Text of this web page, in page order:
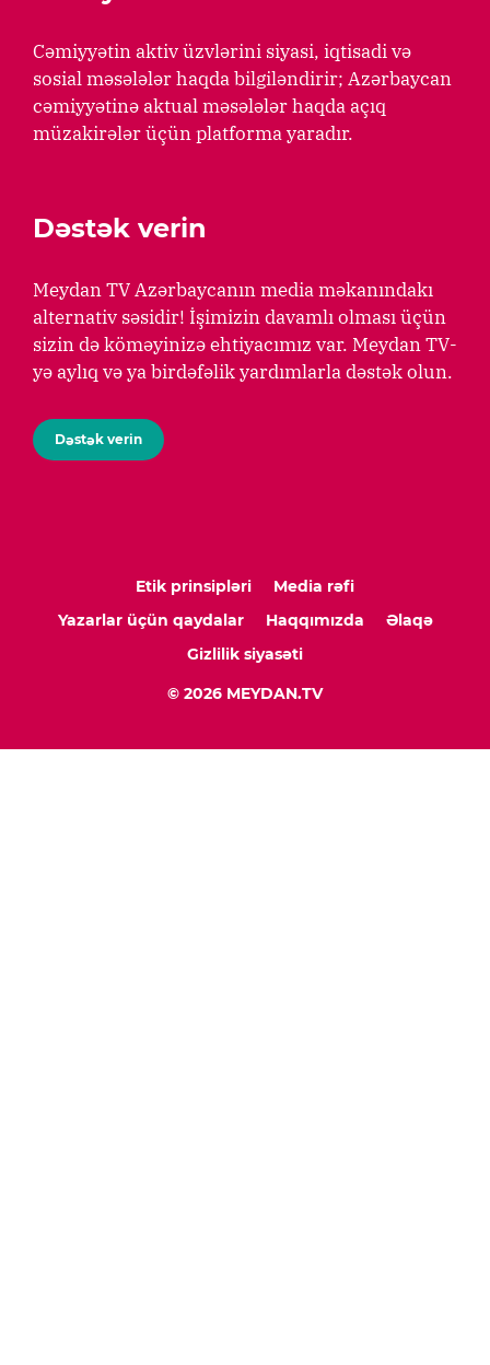
Cəmiyyətin aktiv üzvlərini siyasi, iqtisadi və
sosial məsələlər haqda bilgiləndirir; Azərbaycan
cəmiyyətinə aktual məsələlər haqda açıq
müzakirələr üçün platforma yaradır.
Dəstək verin
Meydan TV Azərbaycanın media məkanındakı
alternativ səsidir! İşimizin davamlı olması üçün
sizin də köməyinizə ehtiyacımız var. Meydan TV-
yə aylıq və ya birdəfəlik yardımlarla dəstək olun.
Dəstək verin
Etik prinsipləri
Media rəfi
Yazarlar üçün qaydalar
Haqqımızda
Əlaqə
Gizlilik siyasəti
© 2026 MEYDAN.TV